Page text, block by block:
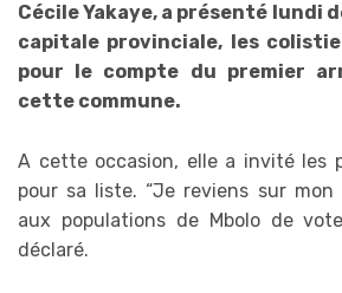
Cécile Yakaye, a présenté lundi
capitale provinciale, les
pour le compte du premier
cette commune.
A cette occasion, elle a invité les
pour sa liste. “Je reviens sur mon
aux populations de Mbolo de
déclaré.